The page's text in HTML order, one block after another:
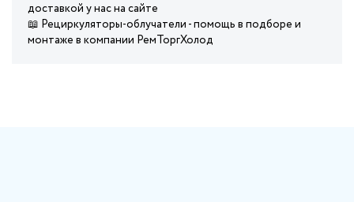
доставкой у нас на сайте
📖 Рециркуляторы-облучатели - помощь в подборе и
монтаже в компании РемТоргХолод